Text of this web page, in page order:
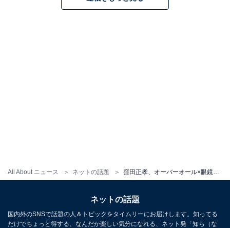
All About ニュース ネットの話題
ネットの話題
国内外のSNSで話題の人＆トピックをタイムリーにお届けします。知ってる
だけでちょっと得する、なんだか楽しい気分になれる、ネット発「知ら（な